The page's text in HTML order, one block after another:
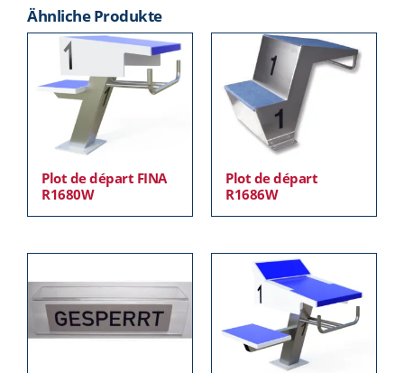
Ähnliche Produkte
Plot de départ FINA
R1680W
Plot de départ
R1686W